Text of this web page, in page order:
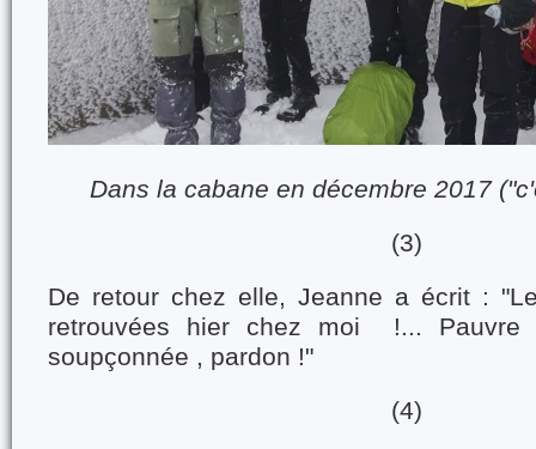
Dans la cabane en décembre 2017
(3)
De retour chez elle, Jeanne a écrit :
retrouvées hier chez moi !... Pauvre
soupçonnée , pardon !"
(4)